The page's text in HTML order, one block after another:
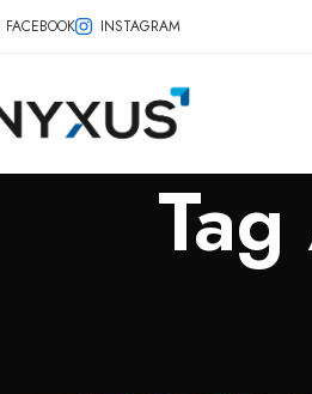
FACEBOOK INSTAGRAM